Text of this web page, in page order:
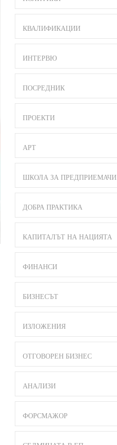
КВАЛИФИКАЦИИ
ИНТЕРВЮ
ПОСРЕДНИК
ПРОЕКТИ
АРТ
ШКОЛА ЗА ПРЕДПРИЕМАЧИ
ДОБРА ПРАКТИКА
КАПИТАЛЪТ НА НАЦИЯТА
ФИНАНСИ
БИЗНЕСЪТ
ИЗЛОЖЕНИЯ
ОТГОВОРЕН БИЗНЕС
АНАЛИЗИ
ФОРСМАЖОР